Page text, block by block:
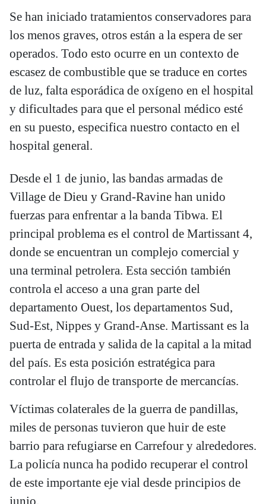
Se han iniciado tratamientos conservadores para
los menos graves, otros están a la espera de ser
operados. Todo esto ocurre en un contexto de
escasez de combustible que se traduce en cortes
de luz, falta esporádica de oxígeno en el hospital
y dificultades para que el personal médico esté
en su puesto, especifica nuestro contacto en el
hospital general.
Desde el 1 de junio, las bandas armadas de
Village de Dieu y Grand-Ravine han unido
fuerzas para enfrentar a la banda Tibwa. El
principal problema es el control de Martissant 4,
donde se encuentran un complejo comercial y
una terminal petrolera. Esta sección también
controla el acceso a una gran parte del
departamento Ouest, los departamentos Sud,
Sud-Est, Nippes y Grand-Anse. Martissant es la
puerta de entrada y salida de la capital a la mitad
del país. Es esta posición estratégica para
controlar el flujo de transporte de mercancías.
Víctimas colaterales de la guerra de pandillas,
miles de personas tuvieron que huir de este
barrio para refugiarse en Carrefour y alrededores.
La policía nunca ha podido recuperar el control
de este importante eje vial desde principios de
junio.